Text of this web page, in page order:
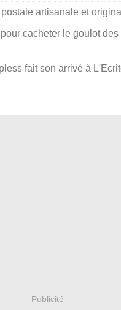
artisanale et
cacheter le goulot des
fait son arrivé à
Publicité